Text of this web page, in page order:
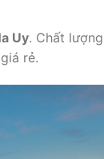
Uy. Chất
rẻ.